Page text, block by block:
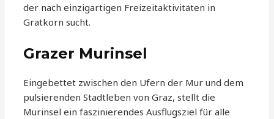
der nach einzigartigen Freizeitaktivitäten in
Gratkorn sucht.
Grazer Murinsel
Eingebettet zwischen den Ufern der Mur und dem
pulsierenden Stadtleben von Graz, stellt die
Murinsel ein faszinierendes Ausflugsziel für alle